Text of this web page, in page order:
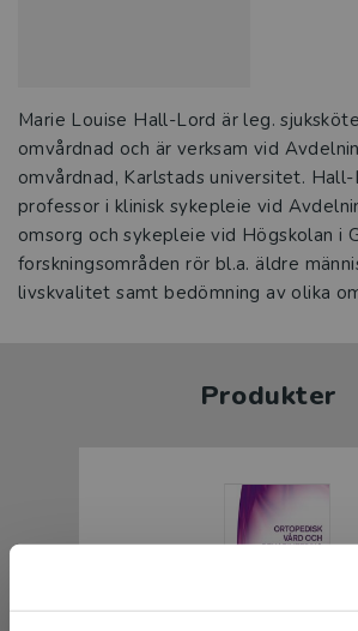
Marie Louise Hall-Lord är leg.
omvårdnad och är verksam vid
omvårdnad, Karlstads universitet. Hall-
professor i klinisk sykepleie vid
omsorg och sykepleie vid Högskolan i
forskningsområden rör bl.a. äldre
livskvalitet samt bedömning av olika
Produkter